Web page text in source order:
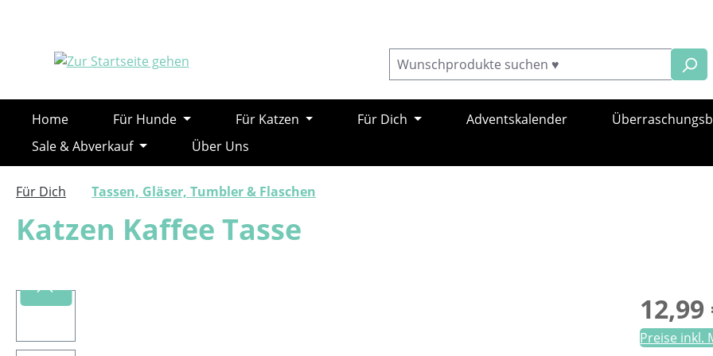
Home Für Hunde Für Katzen Für Dich Adventskalender
Sale & Abverkauf
Über Uns
Für Dich Tassen, Gläser, Tumbler & Flaschen
Katzen Kaffee Tasse
Bildergalerie überspringen Regulärer
12,99
Preise inkl.